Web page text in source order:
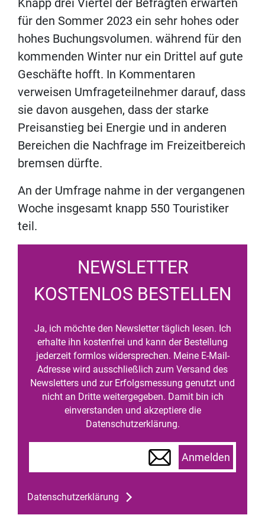
Knapp drei Viertel der Befragten erwarten
für den Sommer 2023 ein sehr hohes oder
hohes Buchungsvolumen. während für den
kommenden Winter nur ein Drittel auf gute
Geschäfte hofft. In Kommentaren
verweisen Umfrageteilnehmer darauf, dass
sie davon ausgehen, dass der starke
Preisanstieg bei Energie und in anderen
Bereichen die Nachfrage im Freizeitbereich
bremsen dürfte.
An der Umfrage nahme in der vergangenen
Woche insgesamt knapp 550 Touristiker
teil.
NEWSLETTER
KOSTENLOS BESTELLEN
Ja, ich möchte den Newsletter täglich lesen. Ich
erhalte ihn kostenfrei und kann der Bestellung
jederzeit formlos widersprechen. Meine E-Mail-
Adresse wird ausschließlich zum Versand des
Newsletters und zur Erfolgsmessung genutzt und
nicht an Dritte weitergegeben. Damit bin ich
einverstanden und akzeptiere die
Datenschutzerklärung.
Anmelden
Datenschutzerklärung